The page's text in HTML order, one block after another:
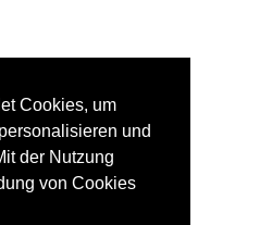
Cookies, um
und
der Nutzung
von Cookies